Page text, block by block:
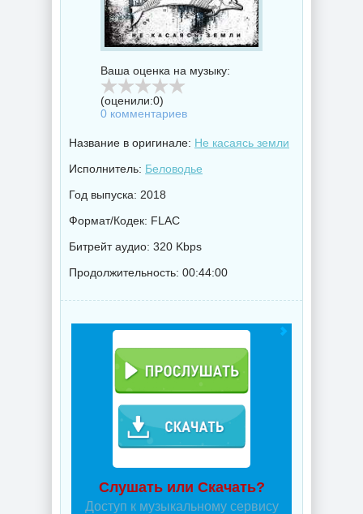
Ваша оценка на музыку:
(оценили:0)
0 комментариев
Название в оригинале: Не касаясь земли
Исполнитель: Беловодье
Год выпуска: 2018
Формат/Кодек: FLAC
Битрейт аудио: 320 Kbps
Продолжительность: 00:44:00
Слушать или Скачать?
Доступ к музыкальному сервису